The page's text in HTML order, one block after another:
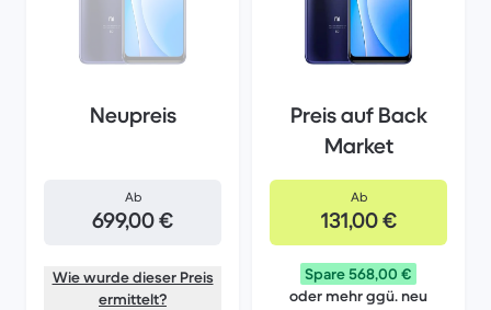
Neupreis
Ab
699,00 €
Wie wurde dieser Preis
ermittelt?
Preis auf Back
Market
Ab
131,00 €
Spare 568,00 €
oder mehr ggü. neu